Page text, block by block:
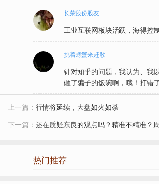
长荣股份股友
工业互联网板块活跃，海得控
挑着螃蟹来赶散
针对知乎的问题，我认为、我
砸了骗子的饭碗啊，哦！打错
上一篇： 行情将延续，大盘如火如荼
下一篇： 还在质疑东良的观点吗？精准不精准？
热门推荐